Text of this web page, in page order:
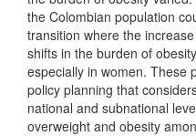
the Colombian population
transition where the
shifts in the burden of
especially in women. These
policy planning that
national and subnational
overweight and obesity